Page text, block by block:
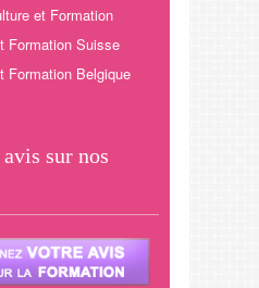
et Formation
Formation Suisse
Formation Belgique
sur nos